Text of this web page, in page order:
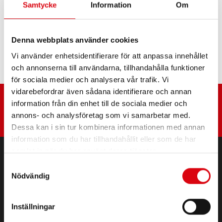
Samtycke Information Om
Denna webbplats använder cookies
Vi använder enhetsidentifierare för att anpassa innehållet
och annonserna till användarna, tillhandahålla funktioner
för sociala medier och analysera vår trafik. Vi
vidarebefordrar även sådana identifierare och annan
information från din enhet till de sociala medier och
annons- och analysföretag som vi samarbetar med.
Dessa kan i sin tur kombinera informationen med annan
information som du har tillhandahållit eller som de har
samlat in när du har använt deras tjänster.
Nödvändig
Inställningar
Holder A 55
Holder A 60, C 500
PRODUKTER
(Semi) Traction & Standby